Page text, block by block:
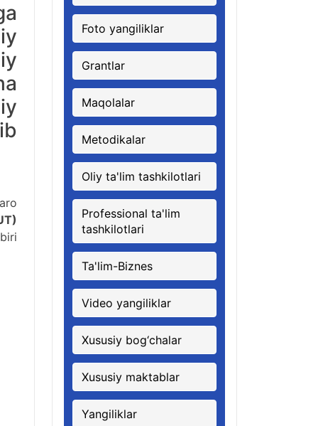
Foto yangiliklar
Grantlar
Maqolalar
Metodikalar
Oliy ta'lim tashkilotlari
Professional ta'lim
tashkilotlari
Ta'lim-Biznes
Video yangiliklar
Xususiy bog‘chalar
Xususiy maktablar
Yangiliklar